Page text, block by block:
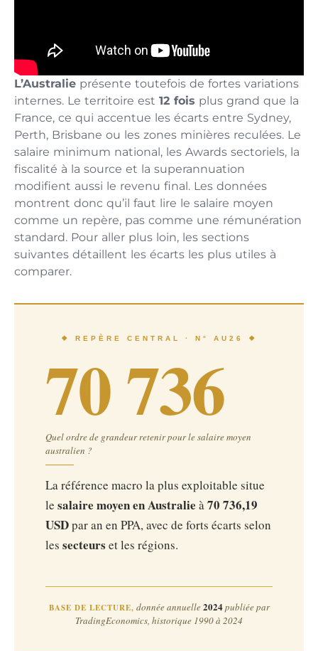
L’Australie présente toutefois de fortes variations
internes. Le territoire est 12 fois plus grand que la
France, ce qui accentue les écarts entre Sydney,
Perth, Brisbane ou les zones minières reculées. Le
salaire minimum national, les Awards sectoriels, la
fiscalité à la source et la superannuation
modifient aussi le revenu final. Les données
montrent donc qu’il faut lire le salaire moyen
comme un repère, pas comme une rémunération
standard. Pour aller plus loin, les sections
suivantes détaillent les écarts les plus utiles à
comparer.
❖ REPÈRE CENTRAL · N° AU26 ❖
70 736
Quel ordre de grandeur retenir pour le salaire moyen
australien ?
La référence macro la plus exploitable situe
le salaire moyen en Australie à70 736,19
USDpar an en PPA, avec de forts écarts selon
les secteurs et les régions.
BASE DE LECTURE, donnée annuelle2024publiée par
TradingEconomics, historique 1990 à 2024